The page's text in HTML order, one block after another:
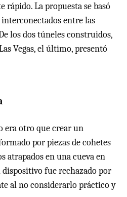
rápido. La propuesta se basó
entre las
los dos túneles construidos,
Vegas, el último, presentó
era otro que crear un
por piezas de cohetes
atrapados en una cueva en
dispositivo fue rechazado por
al no considerarlo práctico y